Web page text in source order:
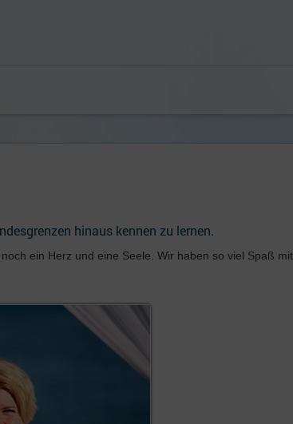
hinaus kennen zu lernen.
ein Herz und eine Seele. Wir haben so viel Spaß